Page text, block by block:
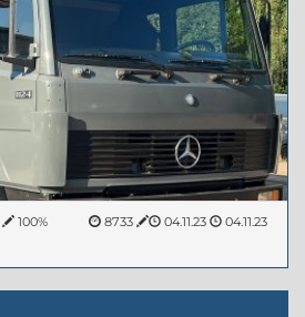
04.11.23
04.11.23
100% 8733